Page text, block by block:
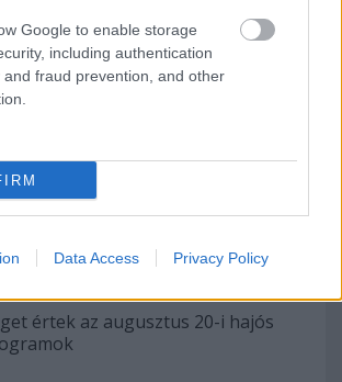
Google to enable storage
including authentication
and fraud prevention, and other
Data Access Privacy Policy
ország legjobb búvárai
- visszatekintés a 110
egybekötött
értek az augusztus 20-i hajós